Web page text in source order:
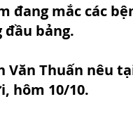
đang mắc các
bảng.
Văn Thuấn nêu
hôm 10/10.